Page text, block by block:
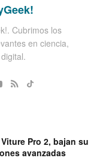
Cubrimos los
en ciencia,
Pro 2, bajan su
avanzadas